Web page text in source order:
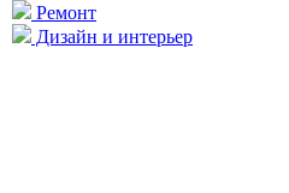
Ремонт
Дизайн и интерьер